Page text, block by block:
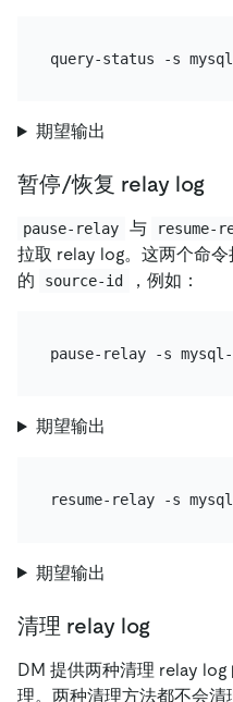
期望输出
暂停/恢复 relay log
pause-relay 与 resume-
拉取 relay log。这两个命
的
source-id ，例如：
期望输出
期望输出
清理 relay log
DM 提供两种清理 relay
理。两种清理方法都不会清